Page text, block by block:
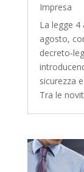
Impresa
La legge 4
agosto,
sicurezza
Tra le